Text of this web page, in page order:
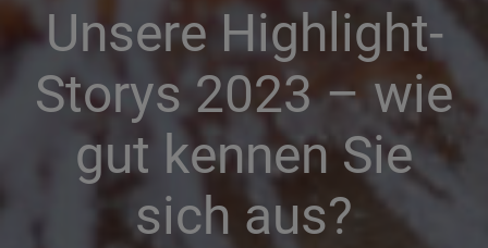
Unsere Highlight-
Storys 2023 – wie
gut kennen Sie
sich aus?